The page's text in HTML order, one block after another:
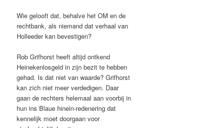
Wie gelooft dat, behalve het OM en de
rechtbank, als niemand dat verhaal van
Holleeder kan bevestigen?
Rob Grifhorst heeft altijd ontkend
Heinekenlosgeld in zijn bezit te hebben
gehad. Is dat niet van waarde? Grifhorst
kan zich niet meer verdedigen. Daar
gaan de rechters helemaal aan voorbij in
hun ins Blaue hinein-redenering dat
kennelijk moet doorgaan voor